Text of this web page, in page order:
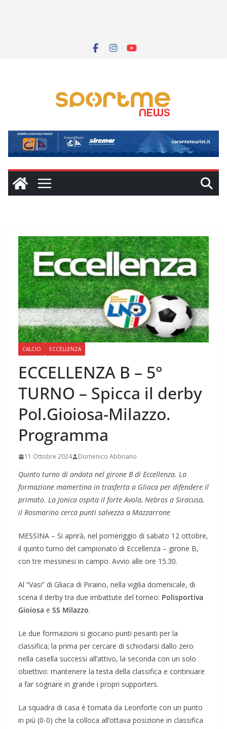
CALCIO ECCELLENZA
ECCELLENZA B – 5°
TURNO – Spicca il derby
Pol.Gioiosa-Milazzo.
Programma
11 Ottobre 2024 Domenico Abbriano
Quinto turno di andata nel girone B di Eccellenza. La
formazione mamertina in trasferta a Gliaca per difendere il
primato. La Jonica ospita il forte Avola, Nebros a Siracusa,
il Rosmarino cerca punti salvezza a Mazzarrone
MESSINA – Si aprirà, nel pomeriggio di sabato 12 ottobre,
il quinto turno del campionato di Eccellenza – girone B,
con tre messinesi in campo. Avvio alle ore 15.30.
Al “Vasi” di Gliaca di Piraino, nella vigilia domenicale, di
scena il derby tra due imbattute del torneo: Polisportiva
Gioiosa e SS Milazzo.
Le due formazioni si giocano punti pesanti per la
classifica; la prima per cercare di schiodarsi dallo zero
nella casella successi all’attivo, la seconda con un solo
obiettivo: mantenere la testa della classifica e continuare
a far sognare in grande i propri supporters.
La squadra di casa è tornata da Leonforte con un punto
in più (0-0) che la colloca all’ottava posizione in classifica